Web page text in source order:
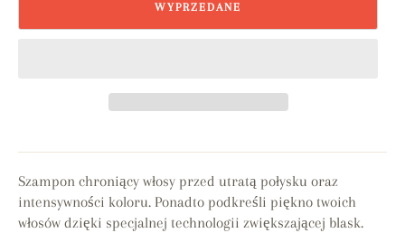
WYPRZEDANE
Szampon chroniący włosy przed utratą połysku oraz
intensywności koloru. Ponadto podkreśli piękno twoich
włosów dzięki specjalnej technologii zwiększającej blask.